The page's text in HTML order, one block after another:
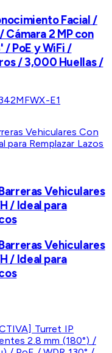
Facial /
Cámara 2 MP con
/ PoE y WiFi /
/ 3,000 Huellas /
E1
Vehiculares
/ Ideal para
Vehiculares
/ Ideal para